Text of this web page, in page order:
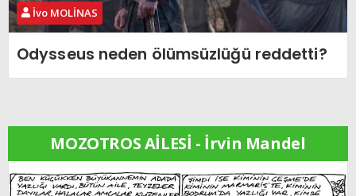
İvo MOLİNAS
Odysseus neden ölümsüzlüğü reddetti?
MOZOTROS AİLESİ - İrvin Mandel